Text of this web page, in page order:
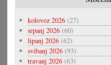
kolovoz 2026 (27)
srpanj 2026 (60)
lipanj 2026 (62)
svibanj 2026 (93)
travanj 2026 (63)